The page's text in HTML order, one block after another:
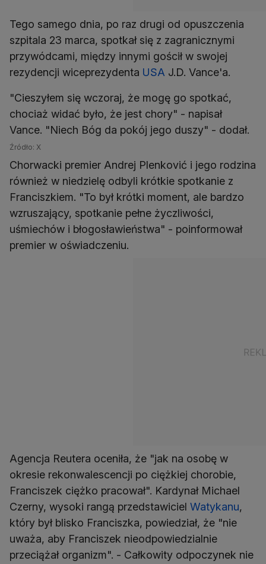
Tego samego dnia, po raz drugi od opuszczenia
szpitala 23 marca, spotkał się z zagranicznymi
przywódcami, między innymi gościł w swojej
rezydencji wiceprezydenta USA J.D. Vance'a.
"Cieszyłem się wczoraj, że mogę go spotkać,
chociaż widać było, że jest chory" - napisał
Vance. "Niech Bóg da pokój jego duszy" - dodał.
Źródło: X
Chorwacki premier Andrej Plenković i jego rodzina
również w niedzielę odbyli krótkie spotkanie z
Franciszkiem. "To był krótki moment, ale bardzo
wzruszający, spotkanie pełne życzliwości,
uśmiechów i błogosławieństwa" - poinformował
premier w oświadczeniu.
Agencja Reutera oceniła, że "jak na osobę w
okresie rekonwalescencji po ciężkiej chorobie,
Franciszek ciężko pracował". Kardynał Michael
Czerny, wysoki rangą przedstawiciel Watykanu,
który był blisko Franciszka, powiedział, że "nie
uważa, aby Franciszek nieodpowiedzialnie
przeciążał organizm". - Całkowity odpoczynek nie